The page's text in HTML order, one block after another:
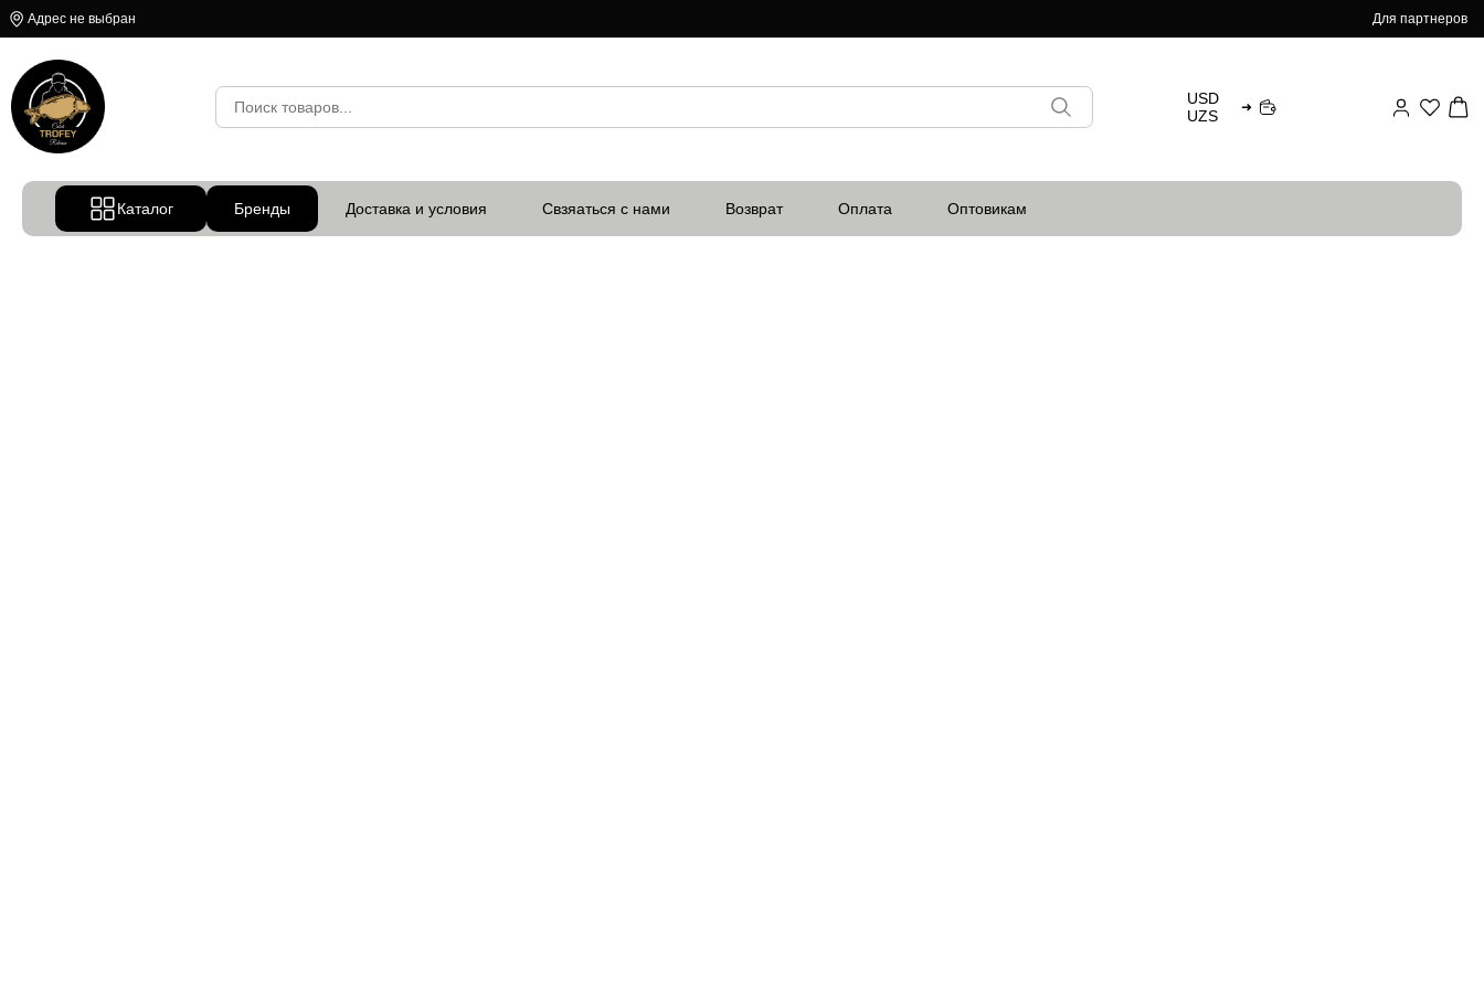
Адрес не выбран Для партнеров
USD
UZS
➜
Каталог Бренды Доставка и условия Свзяаться с нами Возврат Оплата Оптовикам